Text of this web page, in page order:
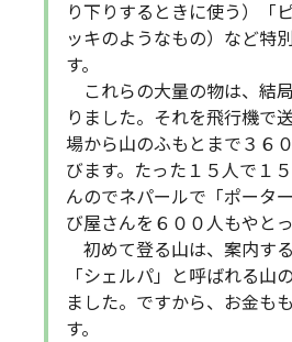
り下りするときに使う）「
ッキのようなもの）など特
す。
これらの大量の物は、結
りました。それを飛行機で
場から山のふもとまで３６
びます。たった１５人で１
んのでネパールで「ポータ
び屋さんを６００人もやと
初めて登る山は、案内する
「シェルパ」と呼ばれる山
ました。ですから、お金も
す。